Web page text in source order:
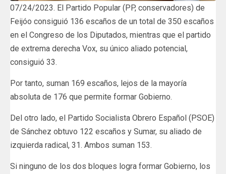
07/24/2023. El Partido Popular (PP, conservadores) de
Feijóo consiguió 136 escaños de un total de 350 escaños
en el Congreso de los Diputados, mientras que el partido
de extrema derecha Vox, su único aliado potencial,
consiguió 33.
Por tanto, suman 169 escaños, lejos de la mayoría
absoluta de 176 que permite formar Gobierno.
Del otro lado, el Partido Socialista Obrero Español (PSOE)
de Sánchez obtuvo 122 escaños y Sumar, su aliado de
izquierda radical, 31. Ambos suman 153.
Si ninguno de los dos bloques logra formar Gobierno, los